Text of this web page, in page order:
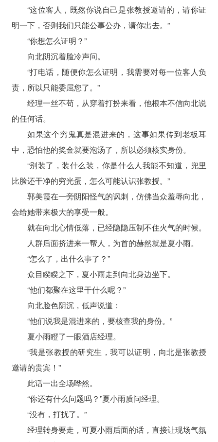
“这位客人，既然你说自己是张教授邀请的，请你证
明一下，否则我们只能公事公办，请你出去。”
“你想怎么证明？”
向北阴沉着脸冷声问。
“打电话，随便你怎么证明，我需要对每一位客人负
责，所以只能委屈您了。”
经理一丝不苟，从穿着打扮来看，他根本不信向北说
的任何话。
如果这个穷鬼真是混进来的，这事如果传到老板耳
中，恐怕他的奖金就要泡汤了，所以必须核实身份。
“别装了，装什么装，你是什么人我能不知道，兜里
比脸还干净的穷光蛋，怎么可能认识张教授。”
郭美霞在一旁阴阳怪气的讽刺，仿佛当众羞辱向北，
会给她带来极大的享受一般。
就在向北心情低落，已经隐隐压制不住火气的时候。
人群后面挤进来一帮人，为首的赫然就是夏小雨。
“怎么了，出什么事了？”
众目睽睽之下，夏小雨走到向北身边坐下。
“他们都聚在这里干什么呢？”
向北脸色阴沉，低声说道：
“他们说我是混进来的，要核查我的身份。”
夏小雨瞪了一眼酒店经理。
“我是张教授的研究生，我可以证明，向北是张教授
邀请的贵宾！”
此话一出全场哗然。
“你还有什么问题吗？”夏小雨质问经理。
“没有，打扰了。”
经理转身要走，可夏小雨后面的话，直接让现场气氛